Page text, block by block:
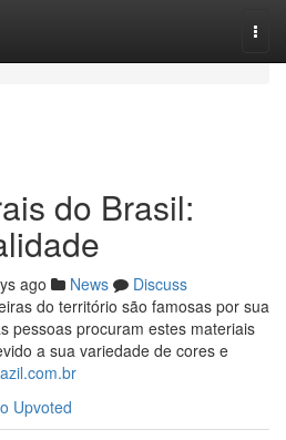
do Brasil:
ago News
Discuss
do território são famosas por sua
pessoas procuram estes materiais
a sua variedade de cores e
Upvoted